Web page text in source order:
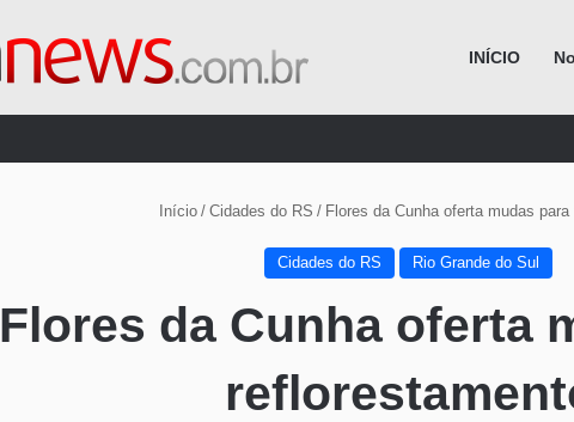
INÍCIO
Início / Cidades do RS / Flores da Cunha oferta mudas
Cidades do RS Rio Grande do Sul
Flores da Cunha oferta